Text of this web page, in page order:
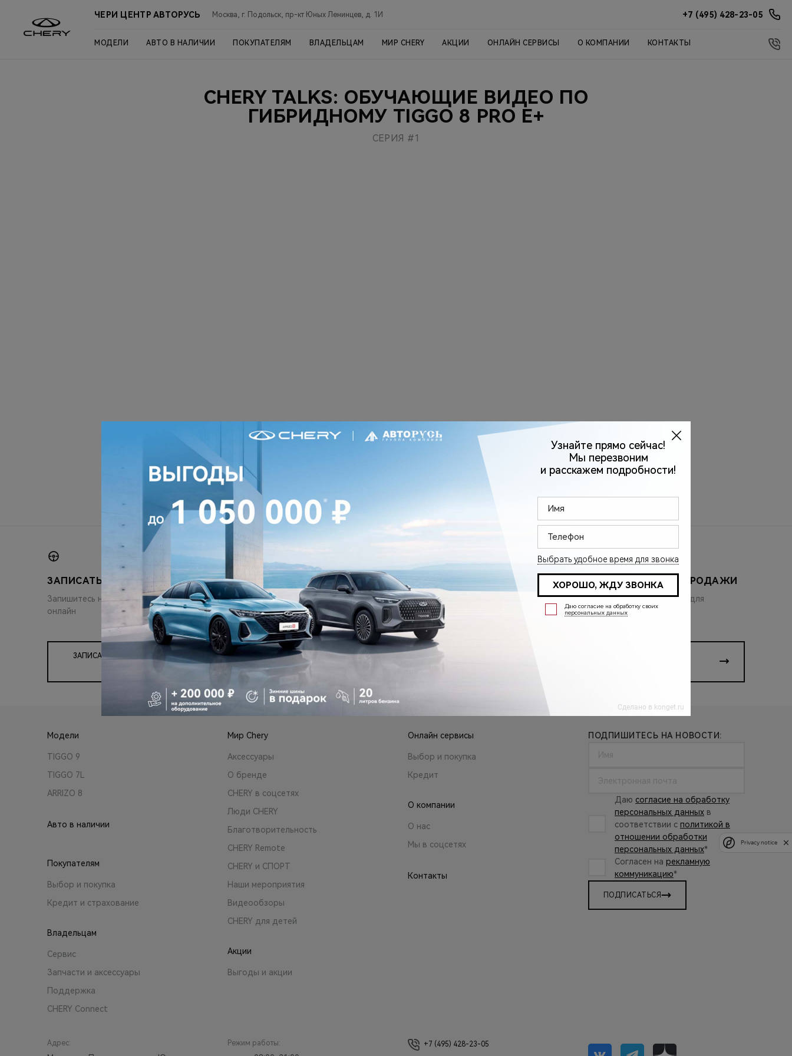
ЧЕРИ ЦЕНТР АВТОРУСЬ Москва, г. Подольск, пр-кт Юных Ленинцев, д. 1И +7 (495) 428-23-05
МОДЕЛИ АВТО В НАЛИЧИИ ПОКУПАТЕЛЯМ ВЛАДЕЛЬЦАМ МИР CHERY АКЦИИ ОНЛАЙН СЕРВИСЫ О КОМПАНИИ КОНТАКТЫ
CHERY TALKS: ОБУЧАЮЩИЕ ВИДЕО ПО
ГИБРИДНОМУ TIGGO 8 PRO E+
СЕРИЯ #1
ЗАПИСАТЬСЯ НА ТЕСТ-ДРАЙВ
Запишитесь на пробную поездку
онлайн
ЗАПИСАТЬСЯ НА ТЕСТ-
КУПИТЬ ОНЛАЙН
Выберите подходящий автомобиль
Chery и забронируйте его онлайн
КУПИТЬ ОНЛАЙН
ОДОБРЕНИЕ КРЕДИТА
ОНЛАЙН
Рассчитайте кредит и получите
одобрение за 2 минуты
КОРПОРАТИВНЫЕ ПРОДАЖИ
Выгодные предложения для
юридических лиц
Модели
TIGGO 9
TIGGO 7L
ARRIZO 8
Авто в наличии
Покупателям
Выбор и покупка
Кредит и страхование
Владельцам
Сервис
Запчасти и аксессуары
Поддержка
CHERY Connect
Мир Chery
Аксессуары
О бренде
CHERY в соцсетях
Люди CHERY
Благотворительность
CHERY Remote
CHERY и СПОРТ
Наши мероприятия
Видеообзоры
CHERY для детей
Акции
Выгоды и акции
Онлайн сервисы
Выбор и покупка
Кредит
О компании
О нас
Мы в соцсетях
Контакты
ПОДПИШИТЕСЬ НА НОВОСТИ:
Даю согласие на обработку
персональных данных в
соответствии с политикой в
отношении обработки
персональных данных*
Согласен на рекламную
коммуникацию*
ПОДПИСАТЬСЯ
Адрес: Режим работы: +7 (495) 428-23-05
Privacy notice